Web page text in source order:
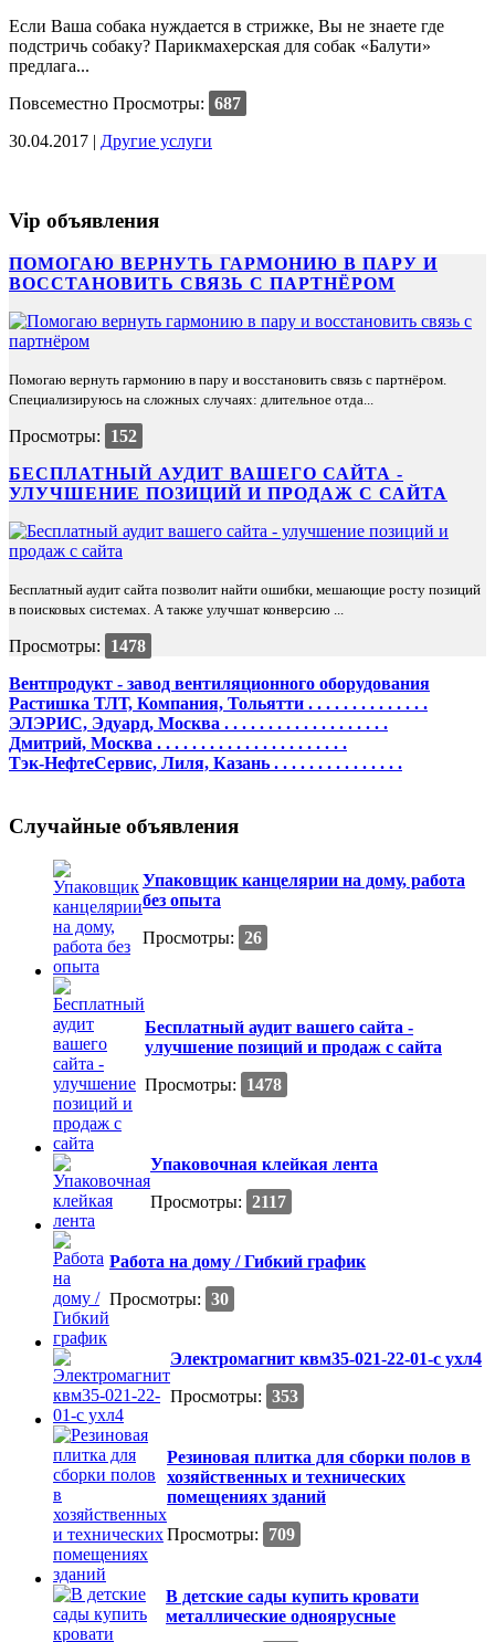
Если Ваша собака нуждается в стрижке, Вы не знаете где
подстричь собаку? Парикмахерская для собак «Балути»
предлага...
Повсеместно Просмотры: 687
30.04.2017 | Другие услуги
Vip объявления
ПОМОГАЮ ВЕРНУТЬ ГАРМОНИЮ В ПАРУ И
ВОССТАНОВИТЬ СВЯЗЬ С ПАРТНЁРОМ
Помогаю вернуть гармонию в пару и восстановить связь с партнёром.
Специализируюсь на сложных случаях: длительное отда...
Просмотры:
152
БЕСПЛАТНЫЙ АУДИТ ВАШЕГО САЙТА -
УЛУЧШЕНИЕ ПОЗИЦИЙ И ПРОДАЖ С САЙТА
Бесплатный аудит сайта позволит найти ошибки, мешающие росту позиций
в поисковых системах. А также улучшат конверсию ...
Просмотры:
1478
Вентпродукт - завод вентиляционного оборудования
Растишка ТЛТ, Компания, Тольятти . . . . . . . . . . . . . .
ЭЛЭРИС, Эдуард, Москва . . . . . . . . . . . . . . . . . . .
Дмитрий, Москва . . . . . . . . . . . . . . . . . . . . . .
Тэк-НефтеСервис, Лиля, Казань . . . . . . . . . . . . . . .
Случайные объявления
Упаковщик канцелярии на дому, работа
без опыта
Просмотры: 26
Бесплатный аудит вашего сайта -
улучшение позиций и продаж с сайта
Просмотры:
1478
Упаковочная клейкая лента
Просмотры: 2117
Работа на дому / Гибкий график
Просмотры: 30
Электромагнит квм35-021-22-01-с ухл4
Просмотры: 353
Резиновая плитка для сборки полов в
хозяйственных и технических
помещениях зданий
Просмотры:
709
В детские сады купить кровати
металлические одноярусные